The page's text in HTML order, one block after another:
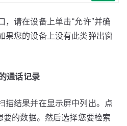
，请在设备上单击“允许”并确
果您的设备上没有此类弹出窗
通话记录
描结果并在显示屏中列出。点
要的数据。然后选择您要检索